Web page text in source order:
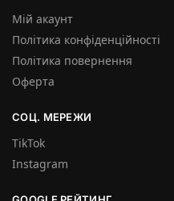
Мій акаунт
Політика конфіденційності
Політика повернення
Оферта
СОЦ. МЕРЕЖИ
TikTok
Instagram